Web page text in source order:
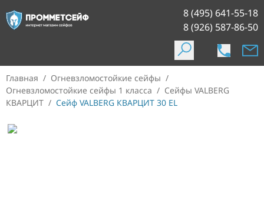
8 (495) 641-55-18
8 (926) 587-86-50
Главная / Огневзломостойкие сейфы /
Огневзломостойкие сейфы 1 класса / Сейфы VALBERG
КВАРЦИТ / Сейф VALBERG КВАРЦИТ 30 EL